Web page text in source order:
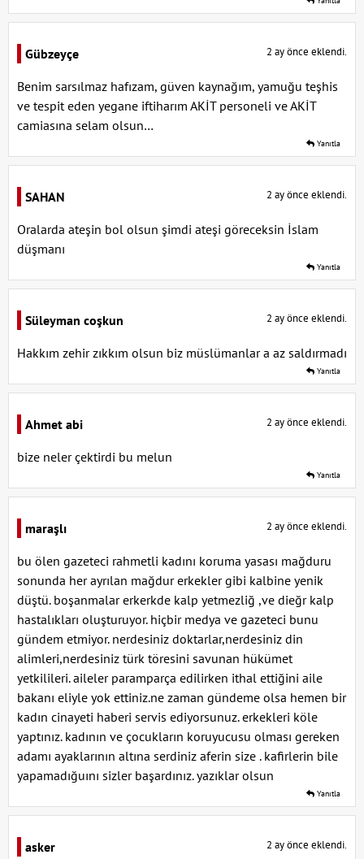
Gübzeyçe 2 ay önce eklendi.
Benim sarsılmaz hafızam, güven kaynağım, yamuğu teşhis
ve tespit eden yegane iftiharım AKİT personeli ve AKİT
camiasına selam olsun…
Yanıtla
SAHAN 2 ay önce eklendi.
Oralarda ateşin bol olsun şimdi ateşi göreceksin İslam
düşmanı
Yanıtla
Süleyman coşkun 2 ay önce eklendi.
Hakkım zehir zıkkım olsun biz müslümanlar a az saldırmadı
Yanıtla
Ahmet abi 2 ay önce eklendi.
bize neler çektirdi bu melun
Yanıtla
maraşlı 2 ay önce eklendi.
bu ölen gazeteci rahmetli kadını koruma yasası mağduru
sonunda her ayrılan mağdur erkekler gibi kalbine yenik
düştü. boşanmalar erkerkde kalp yetmezliğ ,ve dieğr kalp
hastalıkları oluşturuyor. hiçbir medya ve gazeteci bunu
gündem etmiyor. nerdesiniz doktarlar,nerdesiniz din
alimleri,nerdesiniz türk töresini savunan hükümet
yetkilileri. aileler paramparça edilirken ithal ettiğini aile
bakanı eliyle yok ettiniz.ne zaman gündeme olsa hemen bir
kadın cinayeti haberi servis ediyorsunuz. erkekleri köle
yaptınız. kadının ve çocukların koruyucusu olması gereken
adamı ayaklarının altına serdiniz aferin size . kafirlerin bile
yapamadığuını sizler başardınız. yazıklar olsun
Yanıtla
asker 2 ay önce eklendi.